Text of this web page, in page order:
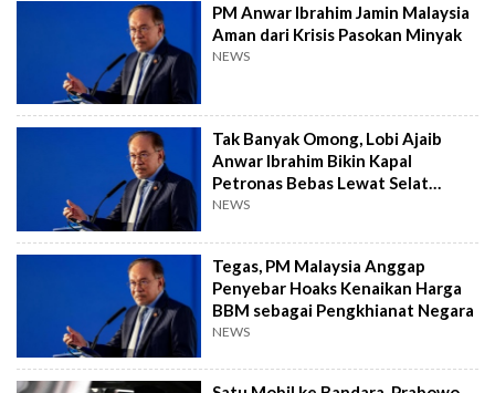
PM Anwar Ibrahim Jamin Malaysia
Aman dari Krisis Pasokan Minyak
NEWS
Tak Banyak Omong, Lobi Ajaib
Anwar Ibrahim Bikin Kapal
Petronas Bebas Lewat Selat
Hormuz
NEWS
Tegas, PM Malaysia Anggap
Penyebar Hoaks Kenaikan Harga
BBM sebagai Pengkhianat Negara
NEWS